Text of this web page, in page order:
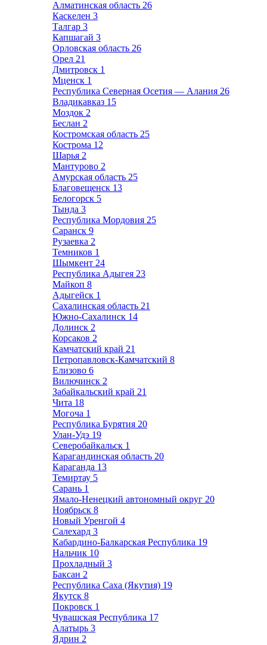
Алматинская область 26
Каскелен 3
Талгар 3
Капшагай 3
Орловская область 26
Орел 21
Дмитровск 1
Мценск 1
Республика Северная Осетия — Алания 26
Владикавказ 15
Моздок 2
Беслан 2
Костромская область 25
Кострома 12
Шарья 2
Мантурово 2
Амурская область 25
Благовещенск 13
Белогорск 5
Тында 3
Республика Мордовия 25
Саранск 9
Рузаевка 2
Темников 1
Шымкент 24
Республика Адыгея 23
Майкоп 8
Адыгейск 1
Сахалинская область 21
Южно-Сахалинск 14
Долинск 2
Корсаков 2
Камчатский край 21
Петропавловск-Камчатский 8
Елизово 6
Вилючинск 2
Забайкальский край 21
Чита 18
Могоча 1
Республика Бурятия 20
Улан-Удэ 19
Северобайкальск 1
Карагандинская область 20
Караганда 13
Темиртау 5
Сарань 1
Ямало-Ненецкий автономный округ 20
Ноябрьск 8
Новый Уренгой 4
Салехард 3
Кабардино-Балкарская Республика 19
Нальчик 10
Прохладный 3
Баксан 2
Республика Саха (Якутия) 19
Якутск 8
Покровск 1
Чувашская Республика 17
Алатырь 3
Ядрин 2